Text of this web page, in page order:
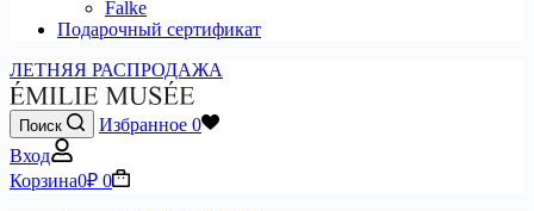
Falke
Подарочный сертификат
ЛЕТНЯЯ РАСПРОДАЖА
Поиск Избранное 0
Вход
Корзина0₽ 0